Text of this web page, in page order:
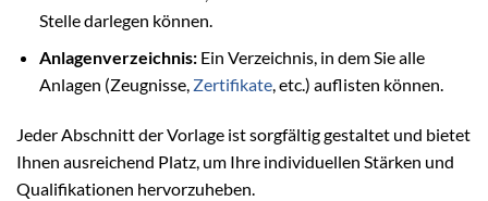
Stelle darlegen können.
Anlagenverzeichnis:Ein Verzeichnis, in dem Sie alle
Anlagen (Zeugnisse, Zertifikate, etc.) auflisten können.
Jeder Abschnitt der Vorlage ist sorgfältig gestaltet und bietet
Ihnen ausreichend Platz, um Ihre individuellen Stärken und
Qualifikationen hervorzuheben.